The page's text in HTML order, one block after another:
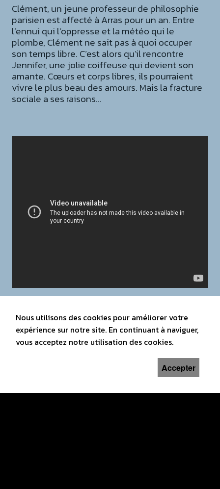
Clément, un jeune professeur de philosophie
parisien est affecté à Arras pour un an. Entre
l’ennui qui l’oppresse et la météo qui le
plombe, Clément ne sait pas à quoi occuper
son temps libre. C’est alors qu’il rencontre
Jennifer, une jolie coiffeuse qui devient son
amante. Cœurs et corps libres, ils pourraient
vivre le plus beau des amours. Mais la fracture
sociale a ses raisons...
Nous utilisons des cookies pour améliorer votre
expérience sur notre site. En continuant à naviguer,
vous acceptez notre utilisation des cookies.
Accepter